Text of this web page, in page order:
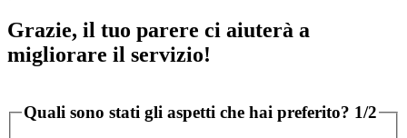
Grazie, il tuo parere ci aiuterà a
migliorare il servizio!
Quali sono stati gli aspetti che hai preferito? 1/2